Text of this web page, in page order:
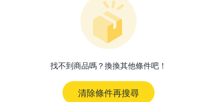
找不到商品嗎？換換其他條件吧！
清除條件再搜尋